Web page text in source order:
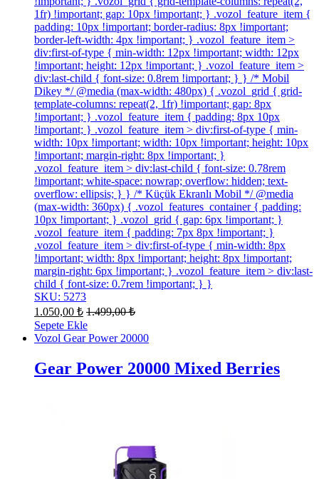
1fr) !important; gap: 10px !important; } .vozol_feature_item {
padding: 10px !important; border-radius: 8px !important;
border-left-width: 4px !important; } .vozol_feature_item >
div:first-of-type { min-width: 12px !important; width: 12px
!important; height: 12px !important; } .vozol_feature_item >
div:last-child { font-size: 0.8rem !important; } } /* Mobil
Dikey */ @media (max-width: 480px) { .vozol_grid { grid-
template-columns: repeat(2, 1fr) !important; gap: 8px
!important; } .vozol_feature_item { padding: 8px 10px
!important; } .vozol_feature_item > div:first-of-type { min-
width: 10px !important; width: 10px !important; height: 10px
!important; margin-right: 8px !important; }
.vozol_feature_item > div:last-child { font-size: 0.78rem
!important; white-space: nowrap; overflow: hidden; text-
overflow: ellipsis; } } /* Küçük Ekranlı Mobil */ @media
(max-width: 360px) { .vozol_features_container { padding:
10px !important; } .vozol_grid { gap: 6px !important; }
.vozol_feature_item { padding: 7px 8px !important; }
.vozol_feature_item > div:first-of-type { min-width: 8px
!important; width: 8px !important; height: 8px !important;
margin-right: 6px !important; } .vozol_feature_item > div:last-
child { font-size: 0.7rem !important; } }
SKU: 5273
1.050,00 ₺ 1.499,00₺
Sepete Ekle
Vozol Gear Power 20000
Gear Power 20000 Mixed Berries